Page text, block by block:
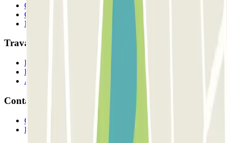
Qui sommes-nous ?
Comment ça marche?
Nos parkings
Travaillons ensemble?
Professionnels
Fournisseur de parking
Affiliés
Contact
Contactez-nous
FAQ